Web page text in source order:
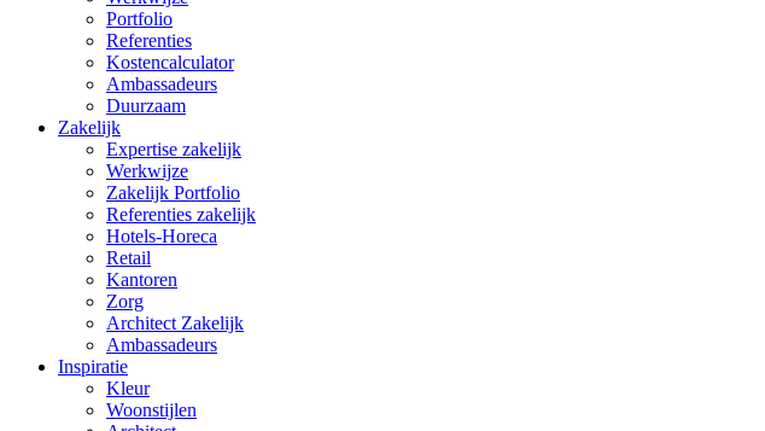
Portfolio
Referenties
Kostencalculator
Ambassadeurs
Duurzaam
Zakelijk
Expertise zakelijk
Werkwijze
Zakelijk Portfolio
Referenties zakelijk
Hotels-Horeca
Retail
Kantoren
Zorg
Architect Zakelijk
Ambassadeurs
Inspiratie
Kleur
Woonstijlen